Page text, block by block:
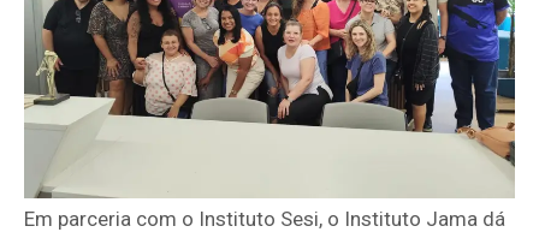
Em parceria com o Instituto Sesi, o Instituto Jama dá